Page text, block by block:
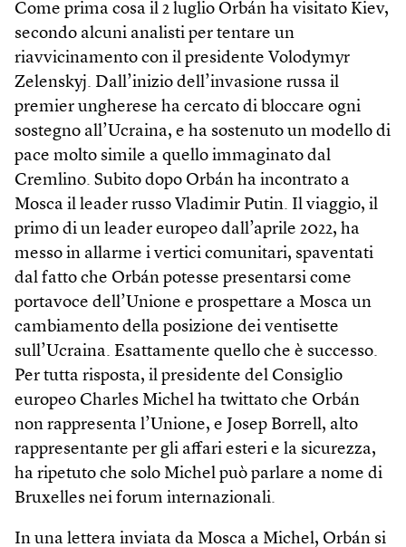
Come prima cosa il 2 luglio Orbán ha visitato Kiev,
secondo alcuni analisti per tentare un
riavvicinamento con il presidente Volodymyr
Zelenskyj. Dall’inizio dell’invasione russa il
premier ungherese ha cercato di bloccare ogni
sostegno all’Ucraina, e ha sostenuto un modello di
pace molto simile a quello immaginato dal
Cremlino. Subito dopo Orbán ha incontrato a
Mosca il leader russo Vladimir Putin. Il viaggio, il
primo di un leader europeo dall’aprile 2022, ha
messo in allarme i vertici comunitari, spaventati
dal fatto che Orbán potesse presentarsi come
portavoce dell’Unione e prospettare a Mosca un
cambiamento della posizione dei ventisette
sull’Ucraina. Esattamente quello che è successo.
Per tutta risposta, il presidente del Consiglio
europeo Charles Michel ha twittato che Orbán
non rappresenta l’Unione, e Josep Borrell, alto
rappresentante per gli affari esteri e la sicurezza,
ha ripetuto che solo Michel può parlare a nome di
Bruxelles nei forum internazionali.
In una lettera inviata da Mosca a Michel, Orbán si